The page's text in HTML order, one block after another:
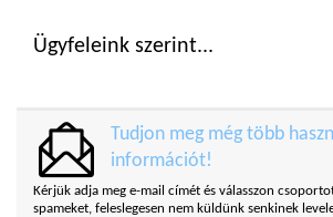
Ügyfeleink szerint...
Tudjon meg még több
információt!
Kérjük adja meg e-mail címét és válasszon
spameket, feleslegesen nem küldünk senkinek